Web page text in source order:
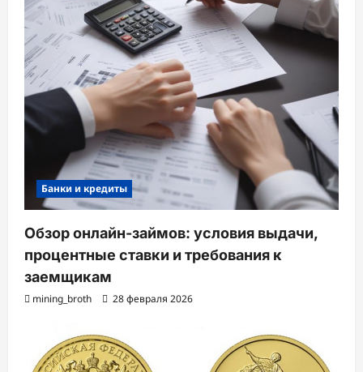
Банки и кредиты
Обзор онлайн-займов: условия выдачи,
процентные ставки и требования к
заемщикам
mining_broth 28 февраля 2026